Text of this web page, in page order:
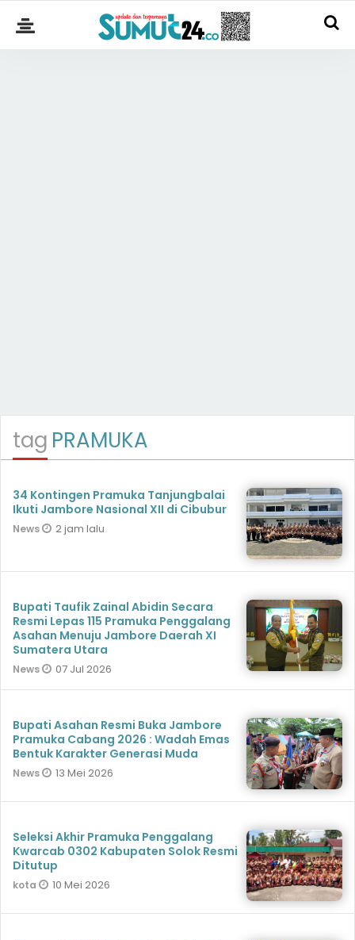
tag PRAMUKA
34 Kontingen Pramuka Tanjungbalai
Ikuti Jambore Nasional XII di Cibubur
News 2 jam lalu
Bupati Taufik Zainal Abidin Secara
Resmi Lepas 115 Pramuka Penggalang
Asahan Menuju Jambore Daerah XI
Sumatera Utara
News 07 Jul 2026
Bupati Asahan Resmi Buka Jambore
Pramuka Cabang 2026 : Wadah Emas
Bentuk Karakter Generasi Muda
News 13 Mei 2026
Seleksi Akhir Pramuka Penggalang
Kwarcab 0302 Kabupaten Solok Resmi
Ditutup
kota 10 Mei 2026